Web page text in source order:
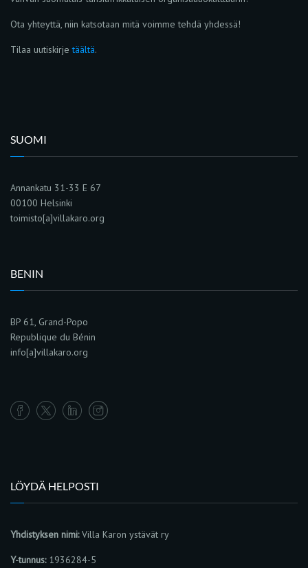
Ota yhteyttä, niin katsotaan mitä voimme tehdä yhdessä!
Tilaa uutiskirjetäältä.
SUOMI
Annankatu 31-33 E 67
00100 Helsinki
toimisto[a]villakaro.org
BENIN
BP 61, Grand-Popo
Republique du Bénin
info[a]villakaro.org
LÖYDÄ HELPOSTI
Yhdistyksen nimi:Villa Karon ystävät ry
Y-tunnus:1936284-5